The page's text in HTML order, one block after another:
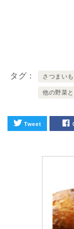
タグ さつまい
他の野菜
Tweet